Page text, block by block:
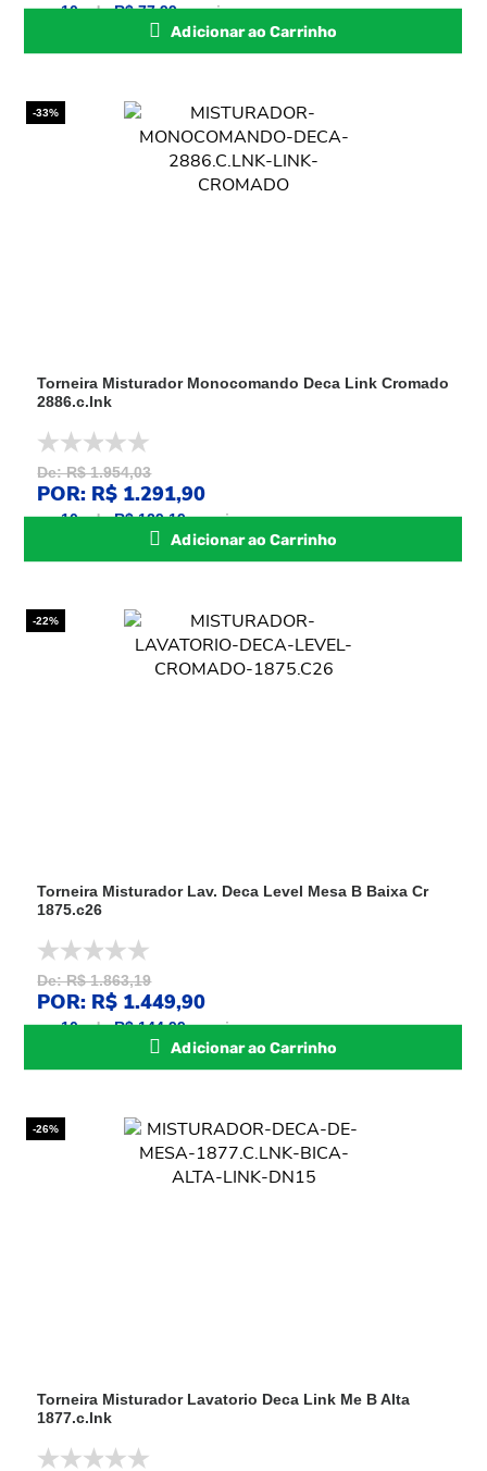
ou10xdeR$ 77,99sem juros
Adicionar ao Carrinho
-33%
Torneira Misturador Monocomando Deca Link Cromado
2886.c.lnk
De: R$ 1.954,03
POR: R$ 1.291,90
ou10xdeR$ 129,19sem juros
Adicionar ao Carrinho
-22%
Torneira Misturador Lav. Deca Level Mesa B Baixa Cr
1875.c26
De: R$ 1.863,19
POR: R$ 1.449,90
ou10xdeR$ 144,99sem juros
Adicionar ao Carrinho
-26%
Torneira Misturador Lavatorio Deca Link Me B Alta
1877.c.lnk